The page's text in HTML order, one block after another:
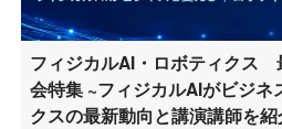
フィジカルAI・ロボティクス
会特集 ~フィジカルAIがビジネ
クスの最新動向と講演講師を紹